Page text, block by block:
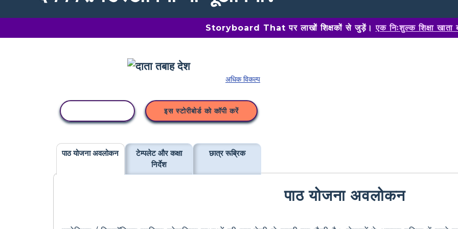
Storyboard That पर लाखों शिक्षकों से जुड़ें।एक निःशुल्क शिक्षा खाता
अधिक विकल्प
इस स्टोरीबोर्ड को कॉपी करें
पाठ योजना अवलोकन
टेम्पलेट और कक्षा
निर्देश
छात्र रूब्रिक
पाठ योजना अवलोकन